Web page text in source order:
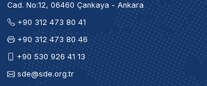
Cad. No:12, 06460 Çankaya - Ankara
+90 312 473 80 41
+90 312 473 80 46
+90 530 926 41 13
sde@sde.org.tr